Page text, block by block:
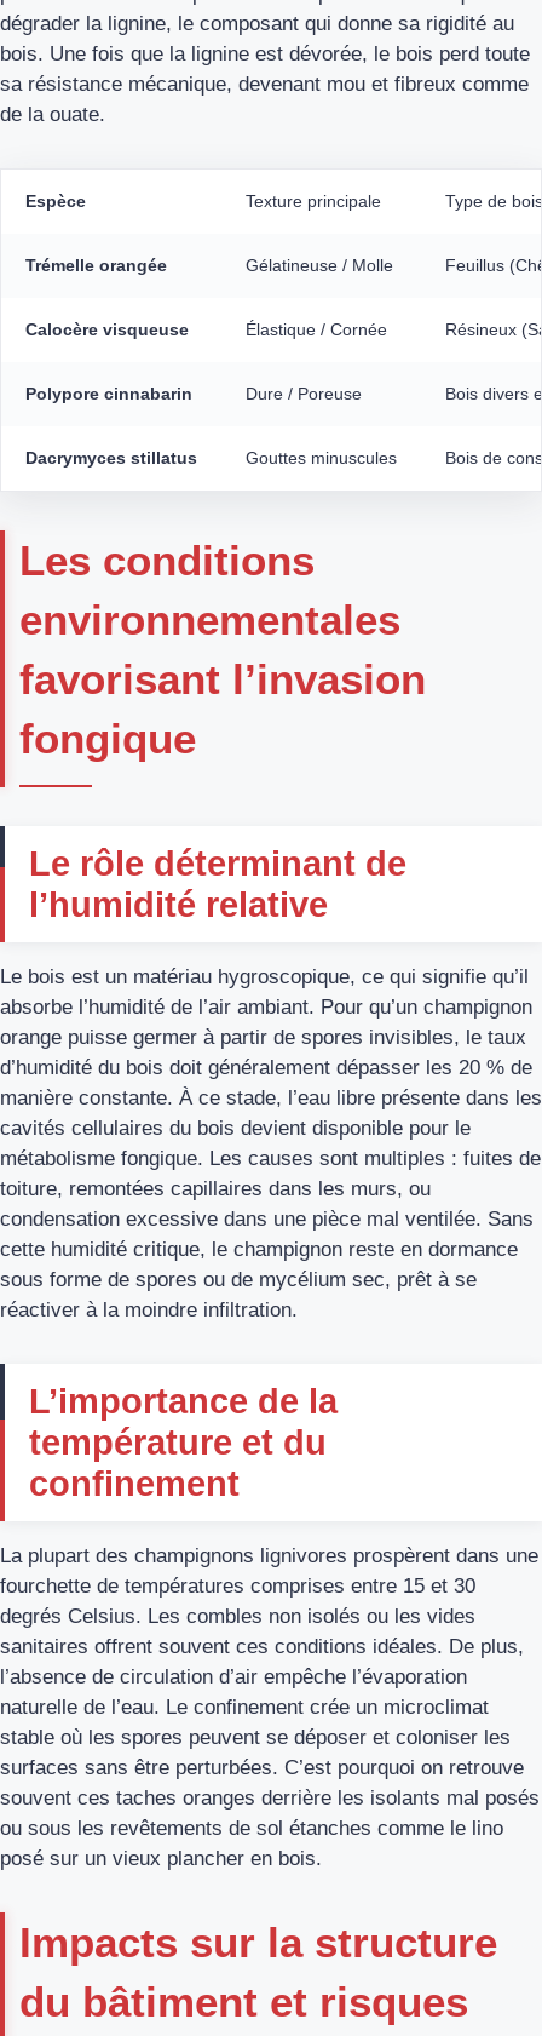
dégrader la lignine, le composant qui donne sa rigidité au
bois. Une fois que la lignine est dévorée, le bois perd toute
sa résistance mécanique, devenant mou et fibreux comme
de la ouate.
Espèce Texture principale Type de
Trémelle orangée Gélatineuse / Molle Feuillus
Calocère visqueuse Élastique / Cornée Résineux
Polypore cinnabarin Dure / Poreuse Bois divers
Dacrymyces stillatus Gouttes minuscules Bois de
Les conditions
environnementales
favorisant l’invasion
fongique
Le rôle déterminant de
l’humidité relative
Le bois est un matériau hygroscopique, ce qui signifie qu’il
absorbe l’humidité de l’air ambiant. Pour qu’un champignon
orange puisse germer à partir de spores invisibles, le taux
d’humidité du bois doit généralement dépasser les 20 % de
manière constante. À ce stade, l’eau libre présente dans les
cavités cellulaires du bois devient disponible pour le
métabolisme fongique. Les causes sont multiples : fuites de
toiture, remontées capillaires dans les murs, ou
condensation excessive dans une pièce mal ventilée. Sans
cette humidité critique, le champignon reste en dormance
sous forme de spores ou de mycélium sec, prêt à se
réactiver à la moindre infiltration.
L’importance de la
température et du
confinement
La plupart des champignons lignivores prospèrent dans une
fourchette de températures comprises entre 15 et 30
degrés Celsius. Les combles non isolés ou les vides
sanitaires offrent souvent ces conditions idéales. De plus,
l’absence de circulation d’air empêche l’évaporation
naturelle de l’eau. Le confinement crée un microclimat
stable où les spores peuvent se déposer et coloniser les
surfaces sans être perturbées. C’est pourquoi on retrouve
souvent ces taches oranges derrière les isolants mal posés
ou sous les revêtements de sol étanches comme le lino
posé sur un vieux plancher en bois.
Impacts sur la structure
du bâtiment et risques